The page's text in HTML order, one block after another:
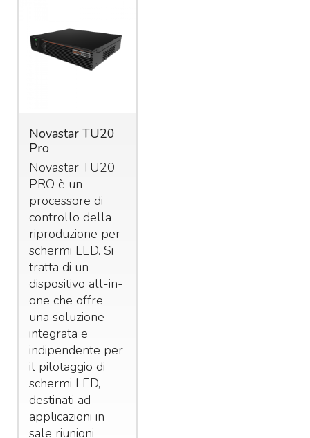
Novastar TU20
Pro
Novastar TU20
PRO è un
processore di
controllo della
riproduzione per
schermi LED. Si
tratta di un
dispositivo all-in-
one che offre
una soluzione
integrata e
indipendente per
il pilotaggio di
schermi LED,
destinati ad
applicazioni in
sale riunioni